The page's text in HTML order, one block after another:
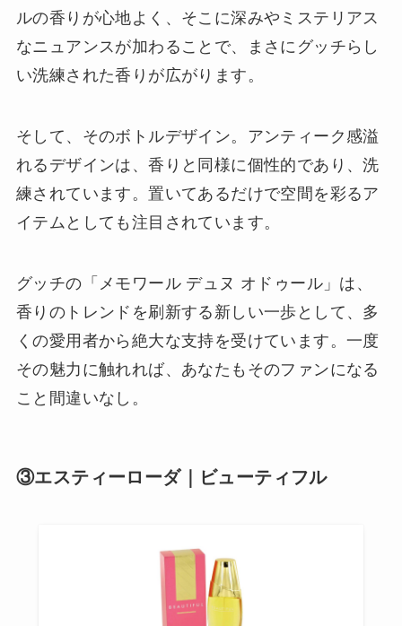
ルの香りが心地よく、そこに深みやミステリアス
なニュアンスが加わることで、まさにグッチらし
い洗練された香りが広がります。
そして、そのボトルデザイン。アンティーク感溢
れるデザインは、香りと同様に個性的であり、洗
練されています。置いてあるだけで空間を彩るア
イテムとしても注目されています。
グッチの「メモワール デュヌ オドゥール」は、
香りのトレンドを刷新する新しい一歩として、多
くの愛用者から絶大な支持を受けています。一度
その魅力に触れれば、あなたもそのファンになる
こと間違いなし。
③エスティーローダ｜ビューティフル